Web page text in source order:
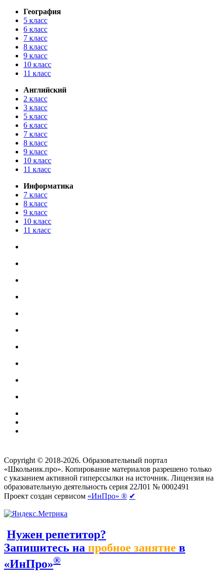
География
5 класс
6 класс
7 класс
8 класс
9 класс
10 класс
11 класс
Английский
2 класс
3 класс
5 класс
6 класс
7 класс
8 класс
9 класс
10 класс
11 класс
Информатика
7 класс
8 класс
9 класс
10 класс
11 класс
Copyright © 2018-2026. Образовательный портал
«Школьник.про». Копирование материалов разрешено только
с указанием активной гиперссылки на источник. Лицензия на
образовательную деятельность серия 22Л01 № 0002491
Проект создан сервисом «ИнПро» ® ✔
Нужен репетитор?
Запишитесь на пробное занятие в
«ИнПро»®